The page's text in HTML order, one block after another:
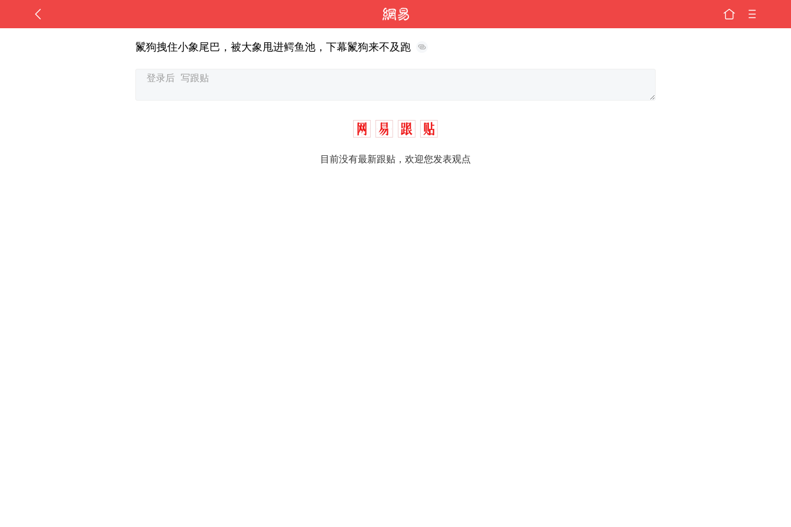
鬣狗拽住小象尾巴，被大象甩进鳄鱼池，下幕鬣狗来不及跑
目前没有最新跟贴，欢迎您发表观点